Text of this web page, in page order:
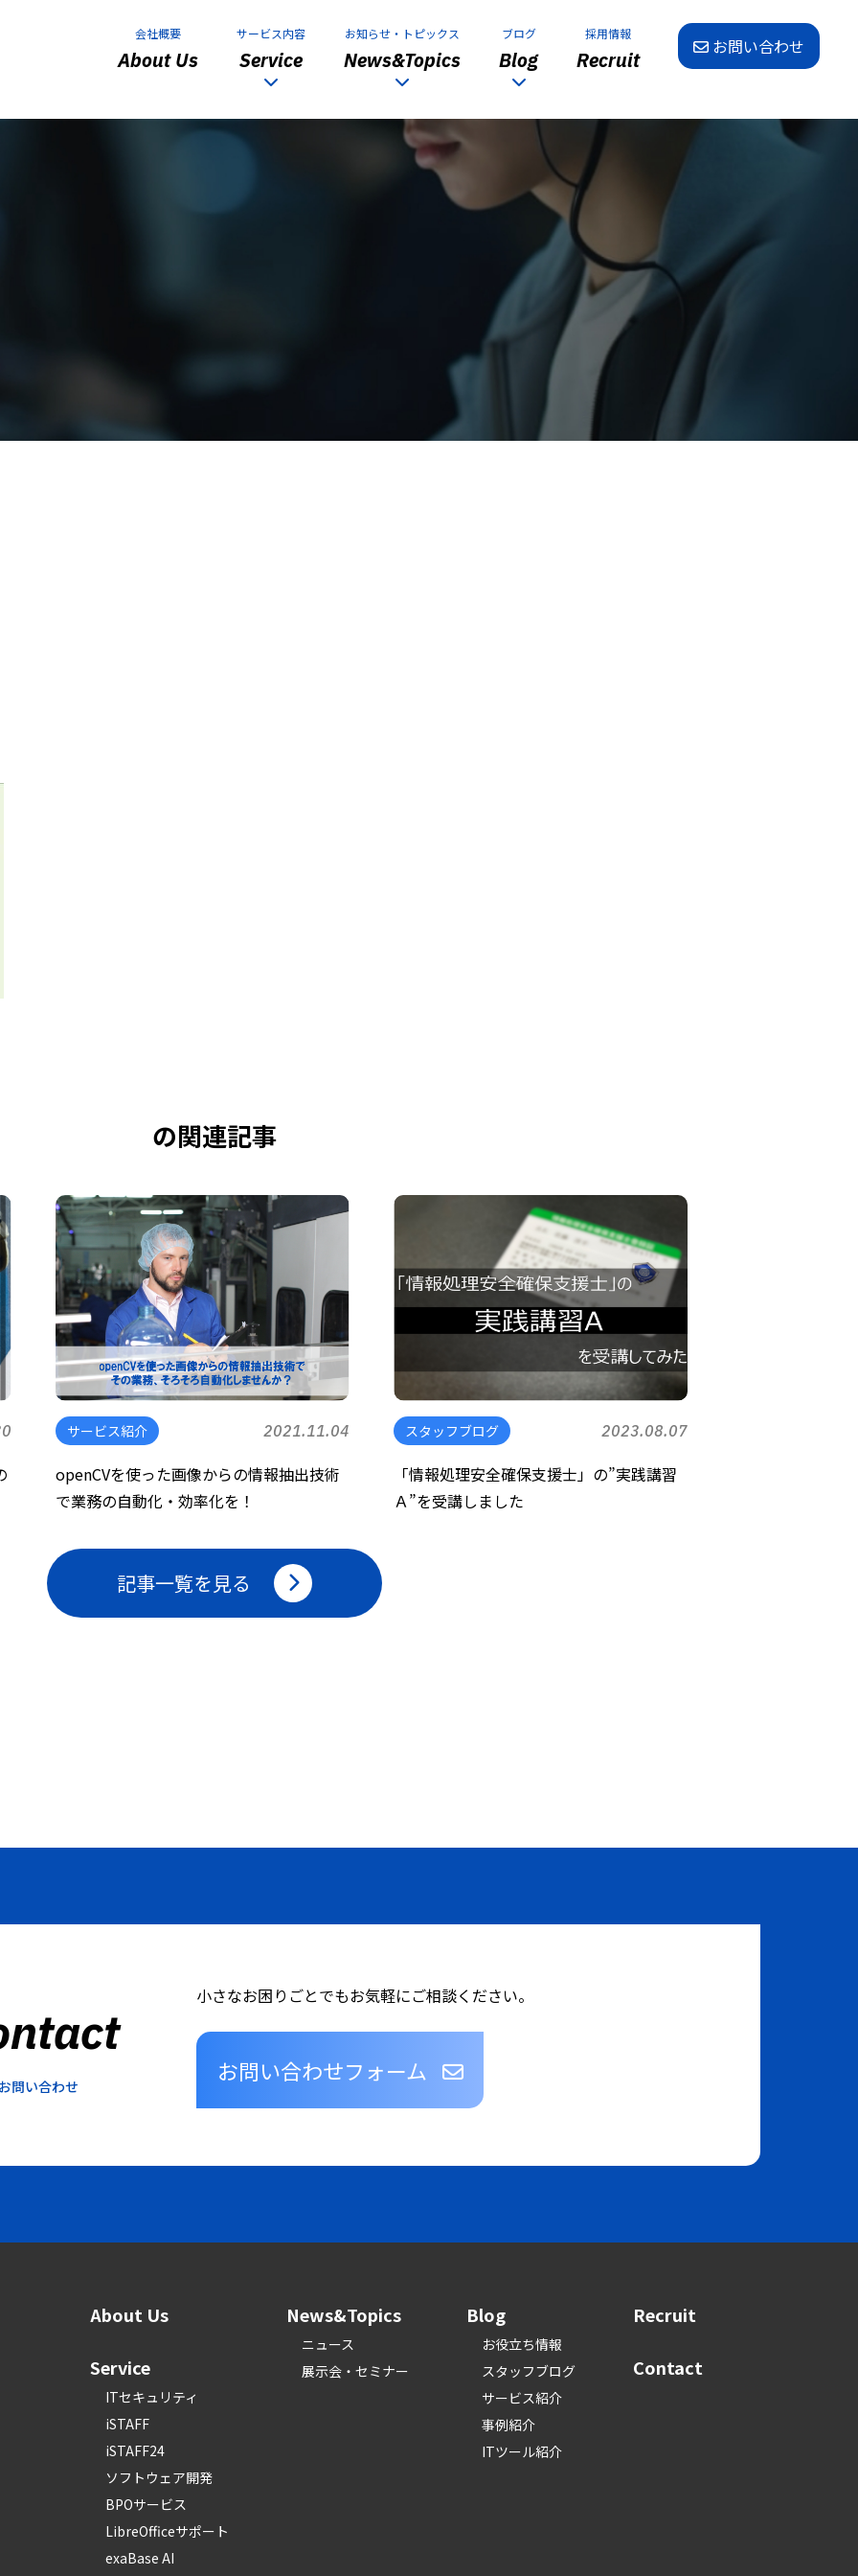
会社概要
About Us
サービス内容
Service
お知らせ・トピックス
News&Topics
ブログ
Blog
採用情報
Recruit
お問い合わせ
の関連記事
サービス紹介 2021.11.04
openCVを使った画像からの情報抽出技術
で業務の自動化・効率化を！
スタッフブログ 2023.08.07
「情報処理安全確保支援士」の”実践講習
Ａ”を受講しました
記事一覧を見る
問い合わせ
小さなお困りごとでもお気軽にご相談ください。
お問い合わせフォーム
About Us
Service
ITセキュリティ
iSTAFF
iSTAFF24
ソフトウェア開発
BPOサービス
LibreOfficeサポート
exaBase AI
News&Topics
ニュース
展示会・セミナー
Blog
お役立ち情報
スタッフブログ
サービス紹介
事例紹介
ITツール紹介
Recruit
Contact